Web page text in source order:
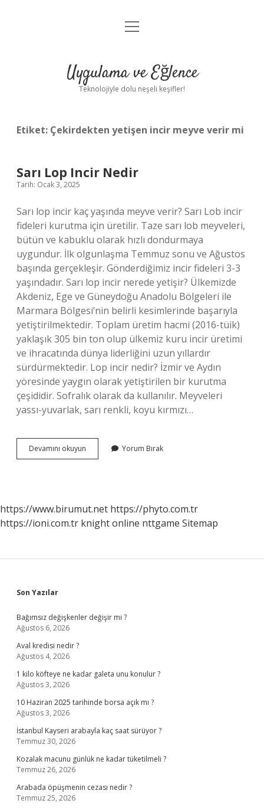
Anasayfa
Yasal Uyarı
menüyü
Uygulama ve Eğlence
Teknolojiyle dolu neşeli keşifler!
Etiket: Çekirdekten yetişen incir meyve verir mi
Sarı Lop Incir Nedir
Tarih: Ocak 3, 2025
Sarı lop incir kaç yaşında meyve verir? Sarı Lob incir
fideleri kurutma için üretilir. Taze sarı lob meyveleri,
bütün ve kabuklu olarak hızlı dondurmaya
uygundur. İlk olgunlaşma Temmuz sonu ve Ağustos
başında gerçekleşir. Gönderdiğimiz incir fideleri 3-3
yaşındadır. Sarı lop incir nerede yetişir? Ülkemizde
Akdeniz, Ege ve Güneydoğu Anadolu Bölgeleri ile
Marmara Bölgesi’nin belirli kesimlerinde başarıyla
yetiştirilmektedir. Toplam üretim hacmi (2016-tüik)
yaklaşık 305 bin ton olup ülkemiz kuru incir üretimi
ve ihracatında dünya liderliğini uzun yıllardır
sürdürmektedir. Lop incir nedir? İzmir ve Aydın
yöresinde yaygın olarak yetiştirilen bir kurutma
çeşididir. Sofralık olarak da kullanılır. Meyveleri
yassı-yuvarlak, sarı renkli, koyu kırmızı…
Devamını okuyun
Lop
Yorum Bırak
https://www.birumut.net https://phyto.com.tr
https://ioni.com.tr knight online nttgame Sitemap
Sidebar
Son Yazılar
Bağımsız değişkenler değişir mi ?
Ağustos 6, 2026
Aval kredisi nedir ?
Ağustos 4, 2026
1 kilo köfteye ne kadar galeta unu konulur ?
Ağustos 3, 2026
10 Haziran 2025 tarihinde borsa açık mı ?
Ağustos 3, 2026
İstanbul Kayseri arabayla kaç saat sürüyor ?
Temmuz 30, 2026
Kozalak macunu günlük ne kadar tüketilmeli ?
Temmuz 26, 2026
Arabada öpüşmenin cezası nedir ?
Temmuz 25, 2026